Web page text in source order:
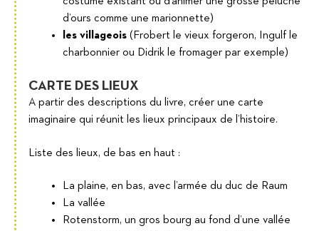
d’ours comme une marionnette)
les villageois (Frobert le vieux forgeron, Ingulf le
charbonnier ou Didrik le fromager par exemple)
CARTE DES LIEUX
A partir des descriptions du livre, créer une carte
imaginaire qui réunit les lieux principaux de l’histoire.
Liste des lieux, de bas en haut :
La plaine, en bas, avec l’armée du duc de Raum
La vallée
Rotenstorm, un gros bourg au fond d’une vallée